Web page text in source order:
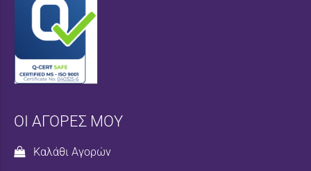
ΟΙ ΑΓΟΡΕΣ ΜΟΥ
Καλάθι Αγορών